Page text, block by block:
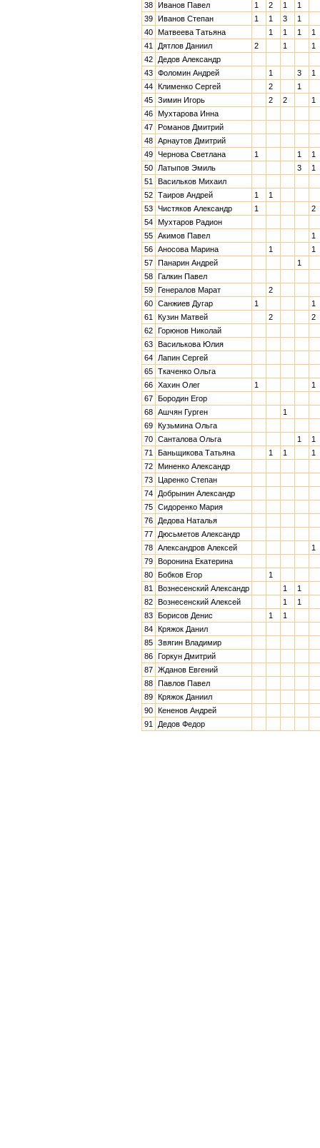
38
Иванов Павел 1 2 1
1
39
Иванов Степан 1 1 3
1
40
Матвеева Татьяна 1 1 1
1
41
Дятлов Даниил 2 1
1
42
Дедов Александр
43
Фоломин Андрей 1 3
1
44
Клименко Сергей 2
1
45
Зимин Игорь 2 2
1
46
Мухтарова Инна
47
Романов Дмитрий
48
Арнаутов Дмитрий
49
Чернова Светлана 1 1
1
50
Латыпов Эмиль 3
1
51
Васильков Михаил
52
Таиров Андрей 1
1
53
Чистяков Александр 1
2
54
Мухтаров Радион
55
Акимов Павел
1
56
Аносова Марина 1
1
57
Панарин Андрей
1
58
Галкин Павел
59
Генералов Марат
2
60
Санжиев Дугар 1
1
61
Кузин Матвей 2
2
62
Горюнов Николай
63
Василькова Юлия
64
Лапин Сергей
65
Ткаченко Ольга
66
Хахин Олег 1
1
67
Бородин Егор
68
Ашчян Гурген
1
69
Кузьмина Ольга
70
Санталова Ольга 1
1
71
Баньщикова Татьяна 1 1
1
72
Миненко Александр
73
Царенко Степан
74
Добрынин Александр
75
Сидоренко Мария
76
Дедова Наталья
77
Дюсьметов Александр
78
Александров Алексей
1
79
Воронина Екатерина
80
Бобков Егор
1
81
Вознесенский Александр 1
1
82
Вознесенский Алексей 1
1
83
Борисов Денис 1
1
84
Кряжок Данил
85
Звягин Владимир
86
Горкун Дмитрий
87
Жданов Евгений
88
Павлов Павел
89
Кряжок Даниил
90
Кененов Андрей
91
Дедов Федор